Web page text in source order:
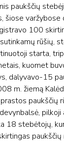
paukščių
šiose varžybose
100
rūšių,
starta,
kuomet
dalyvavo-15
m. žiemą
paukščių
18 stebėtojų,
paukščių